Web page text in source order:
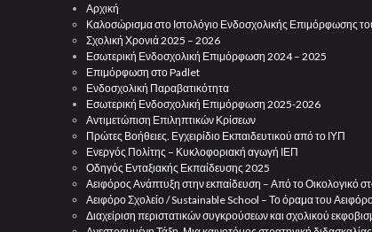
Αρχική
Καλοσώρισμα στο Ιστολόγιο Ενδοσχολικής Επιμόρφωσης
Σχολική Χρονιά 2025 – 2026
Εσωτερική Ενδοσχολική Επιμόρφωση 2024 – 2025
Επιμόρφωση στο Padlet
Ενδοσχολική Παραβατικότητα
Εσωτερική Ενδοσχολική Επιμόρφωση 2025-2026
Αντιμετώπιση Επιληπτικών Κρίσεων
Πρώτες Βοήθειες. Εγχειρίδιο Εκπαιδευτικού από το ΙΥΠ
Ενεργός Πολίτης – Κυκλοφοριακή αγωγή ΙΕΠ
Οδηγός Ενταξιακής Εκπαίδευσης 2025
Αειφόρος Ανάπτυξη στην εκπαίδευση – Από το Οικολογικό
Αειφόρο Σχολείο / Sustainable School – Το όραμα του
Διαχείριση περιστατικών συγκρούσεων και σχολικού